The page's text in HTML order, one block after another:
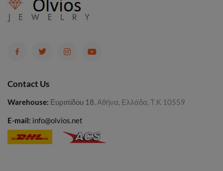
Contact Us
Warehouse: Ευριπίδου 18, Αθήνα, Ελλάδα, Τ.Κ 10559
E-mail: info@olvios.net